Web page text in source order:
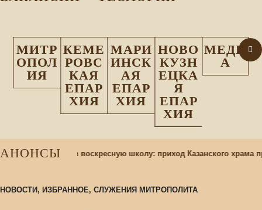
МИТР
ОПОЛ
ИЯ
КЕМЕ
РОВС
КАЯ
ЕПАР
ХИЯ
МАРИ
ИНСК
АЯ
ЕПАР
ХИЯ
НОВО
КУЗН
ЕЦКА
Я
ЕПАР
ХИЯ
МЕДИ
А
АНОНСЫ
Набор учащихся в воскресную школу: приход Казанского храма
НОВОСТИ , ИЗБРАННОЕ, СЛУЖЕНИЯ МИТРОПОЛИТА